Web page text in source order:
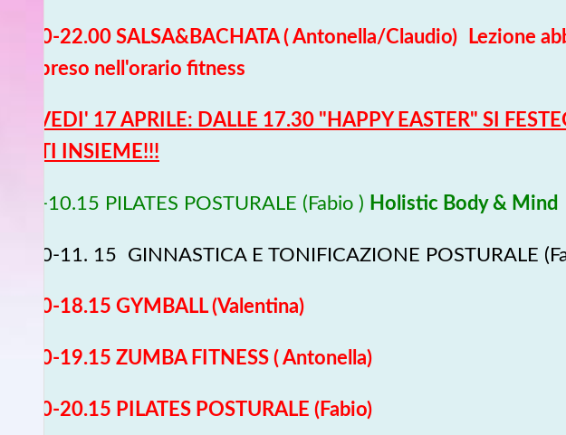
20.30-22.00 SALSA&BACHATA ( Antonella/Claudio)
Lezione
compreso nell'orario fitness
GIOVEDI' 17 APRILE: DALLE 17.30 "HAPPY EASTER" SI
TUTTI INSIEME!!!
9.30-10.15 PILATES POSTURALE (Fabio ) Holistic Body & Mind
10.30-11. 15 GINNASTICA E TONIFICAZIONE POSTURALE
17.30-18.15 GYMBALL (Valentina)
18.30-19.15 ZUMBA FITNESS ( Antonella)
19.30-20.15 PILATES POSTURALE (Fabio)